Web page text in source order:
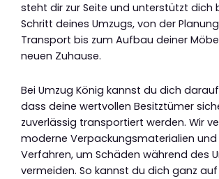
steht dir zur Seite und unterstützt dich
Schritt deines Umzugs, von der
Transport bis zum Aufbau deiner
neuen Zuhause.
Bei Umzug König kannst du dich
dass deine wertvollen Besitztümer
zuverlässig transportiert werden. Wir
moderne Verpackungsmaterialien
Verfahren, um Schäden während des
vermeiden. So kannst du dich ganz